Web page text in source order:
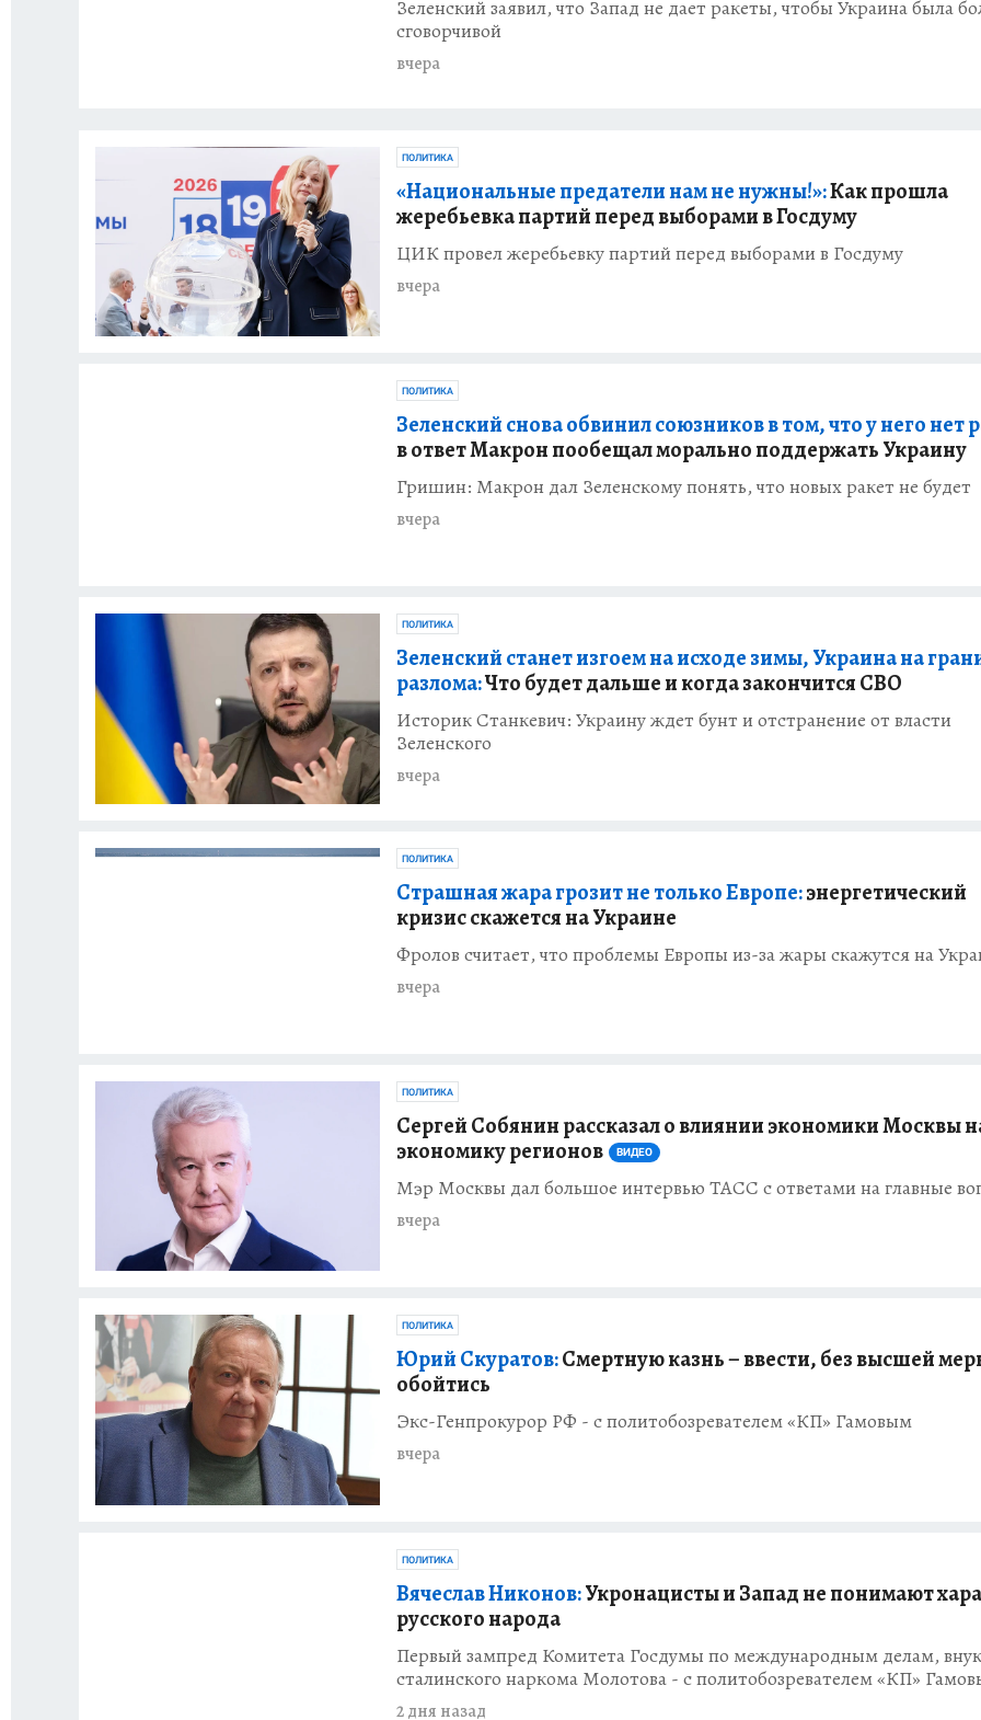
Зеленский заявил, что Запад не дает ракеты, чтобы Украина была
сговорчивой
вчера
ПОЛИТИКА
«Национальные предатели нам не нужны!»:Как прошла
жеребьевка партий перед выборами в Госдуму
ЦИК провел жеребьевку партий перед выборами в Госдуму
вчера
ПОЛИТИКА
Зеленский снова обвинил союзников в том, что у него нет
в ответ Макрон пообещал морально поддержать Украину
Гришин: Макрон дал Зеленскому понять, что новых ракет не будет
вчера
ПОЛИТИКА
Зеленский станет изгоем на исходе зимы, Украина на
разлома:Что будет дальше и когда закончится СВО
Историк Станкевич: Украину ждет бунт и отстранение от власти
Зеленского
вчера
ПОЛИТИКА
Страшная жара грозит не только Европе:энергетический
кризис скажется на Украине
Фролов считает, что проблемы Европы из-за жары скажутся на
вчера
ПОЛИТИКА
Сергей Собянин рассказал о влиянии экономики Москвы
экономику регионов
ВИДЕО
Мэр Москвы дал большое интервью ТАСС с ответами на главные
вчера
ПОЛИТИКА
Юрий Скуратов:Смертную казнь – ввести, без высшей
обойтись
Экс-Генпрокурор РФ - с политобозревателем «КП» Гамовым
вчера
ПОЛИТИКА
Вячеслав Никонов:Укронацисты и Запад не понимают
русского народа
Первый зампред Комитета Госдумы по международным делам, внук
сталинского наркома Молотова - с политобозревателем «КП»
2 дня назад